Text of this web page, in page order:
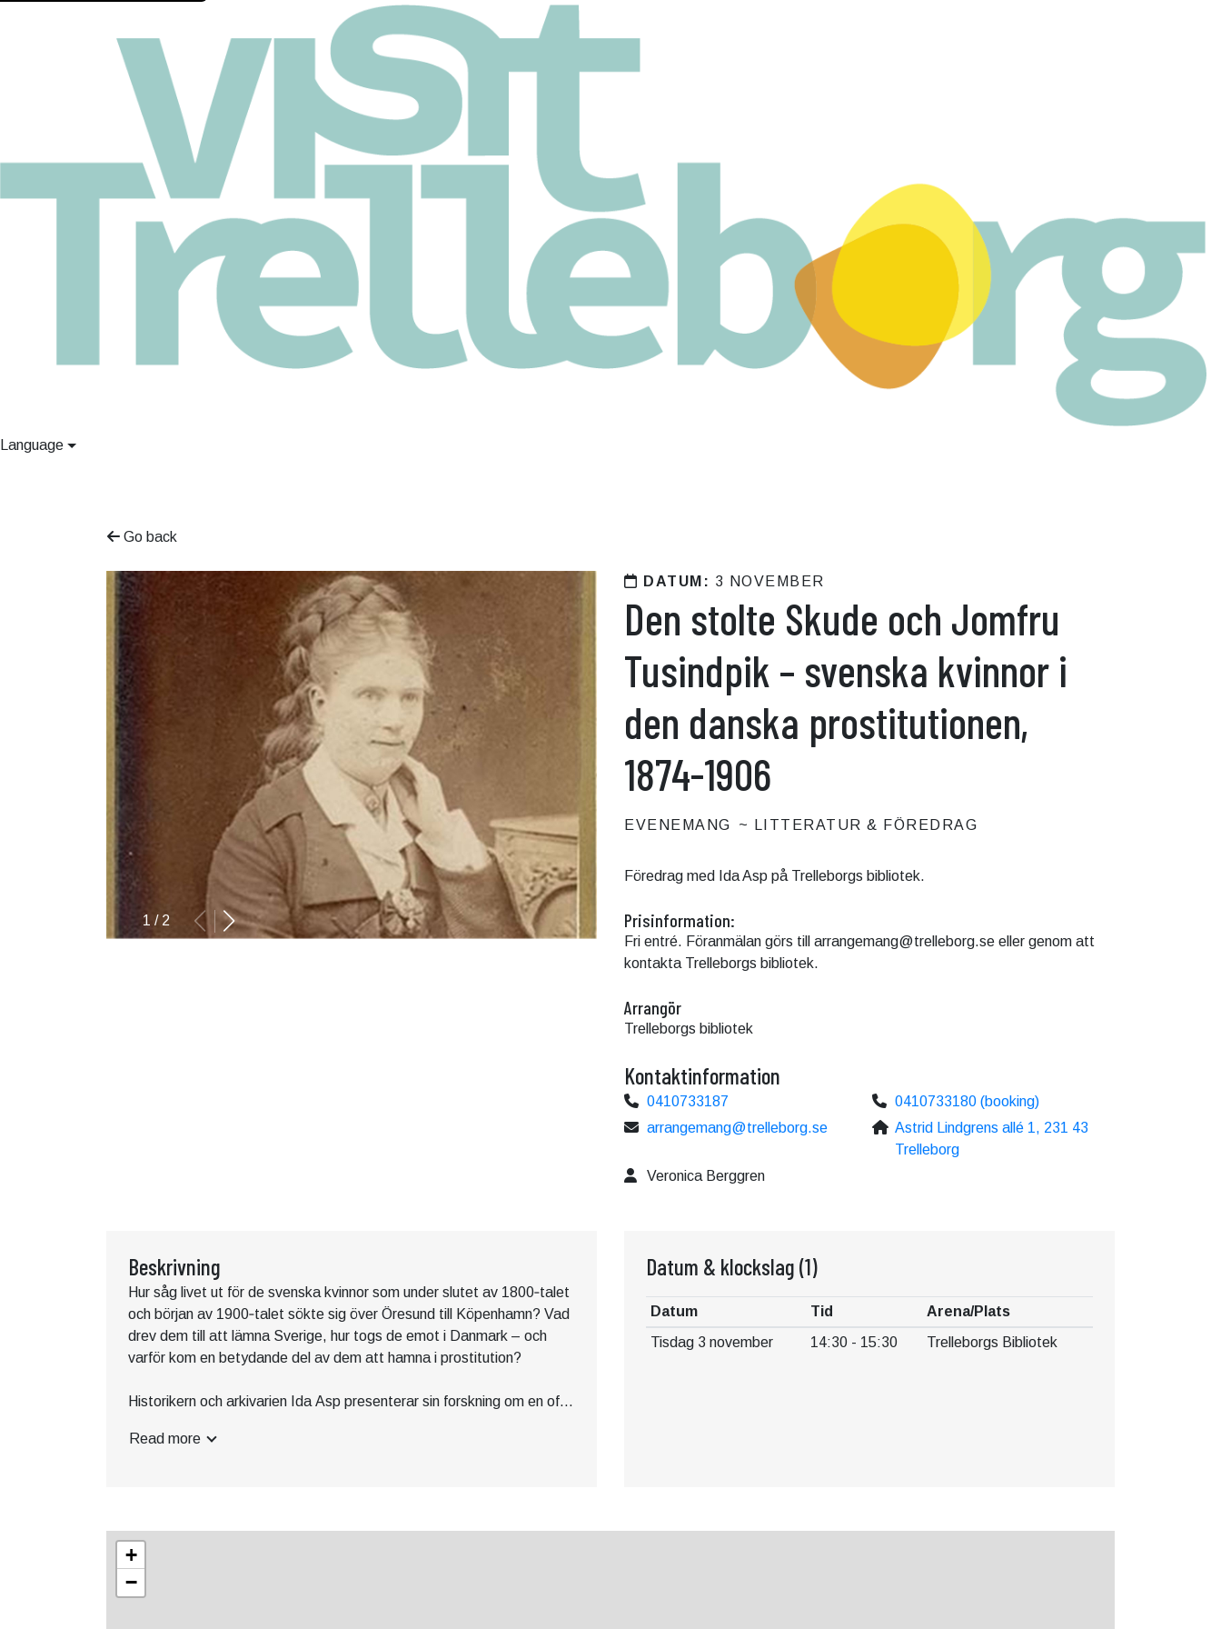
Language
Go back
1 / 2
DATUM: 3 NOVEMBER
Den stolte Skude och Jomfru
Tusindpik – svenska kvinnor i
den danska prostitutionen,
1874-1906
EVENEMANG LITTERATUR & FÖREDRAG
Föredrag med Ida Asp på Trelleborgs bibliotek.
Prisinformation:
Fri entré. Föranmälan görs till arrangemang@trelleborg.se eller genom att
kontakta Trelleborgs bibliotek.
Arrangör
Trelleborgs bibliotek
Kontaktinformation
0410733187
0410733180 (booking)
arrangemang@trelleborg.se
Astrid Lindgrens allé 1, 231 43
Trelleborg
Veronica Berggren
Beskrivning
Hur såg livet ut för de svenska kvinnor som under slutet av 1800‑talet
och början av 1900‑talet sökte sig över Öresund till Köpenhamn? Vad
drev dem till att lämna Sverige, hur togs de emot i Danmark – och
varför kom en betydande del av dem att hamna i prostitution?
Historikern och arkivarien Ida Asp presenterar sin forskning om en ofta
arkivmaterial, polisrapporter och bevarade brev tecknas en bild av de
Föredraget ingår i serien Historiska Sidospår, ett samarbete mellan
Trelleborgs bibliotek och ABF Malmö Sydväst.
Read more
Datum & klockslag (1)
Datum Tid
Arena/Plats
Tisdag 3 november
14:30 - 15:30 Trelleborgs Bibliotek
+
−